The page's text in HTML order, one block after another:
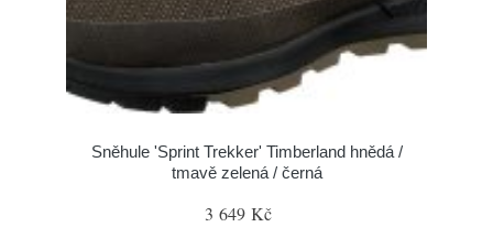
Sněhule 'Sprint Trekker' Timberland hnědá /
tmavě zelená / černá
3 649 Kč